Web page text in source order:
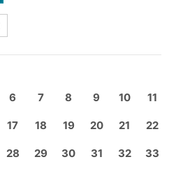
6 7 8 9 10 11
17 18 19 20 21 22
28 29 30 31 32 33